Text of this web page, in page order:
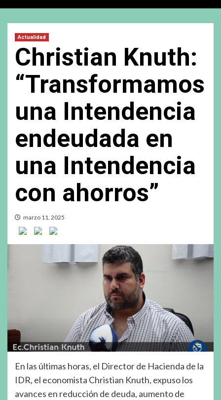
Actualidad
Christian Knuth:
“Transformamos
una Intendencia
endeudada en
una Intendencia
con ahorros”
marzo 11, 2025
En las últimas horas, el Director de Hacienda de la
IDR, el economista Christian Knuth, expuso los
avances en reducción de deuda, aumento de